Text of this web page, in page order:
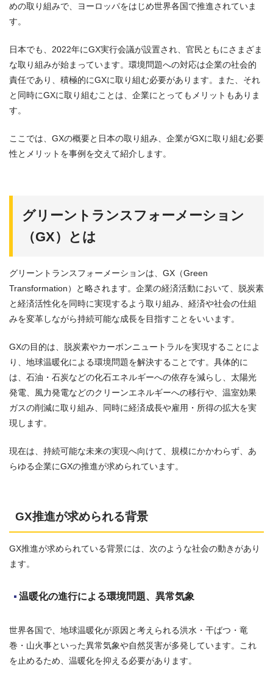
めの取り組みで、ヨーロッパをはじめ世界各国で推進されていま
す。
日本でも、2022年にGX実行会議が設置され、官民ともにさまざま
な取り組みが始まっています。環境問題への対応は企業の社会的
責任であり、積極的にGXに取り組む必要があります。また、それ
と同時にGXに取り組むことは、企業にとってもメリットもありま
す。
ここでは、GXの概要と日本の取り組み、企業がGXに取り組む必要
性とメリットを事例を交えて紹介します。
グリーントランスフォーメーション
（GX）とは
グリーントランスフォーメーションは、GX（Green
Transformation）と略されます。企業の経済活動において、脱炭素
と経済活性化を同時に実現するよう取り組み、経済や社会の仕組
みを変革しながら持続可能な成長を目指すことをいいます。
GXの目的は、脱炭素やカーボンニュートラルを実現することによ
り、地球温暖化による環境問題を解決することです。具体的に
は、石油・石炭などの化石エネルギーへの依存を減らし、太陽光
発電、風力発電などのクリーンエネルギーへの移行や、温室効果
ガスの削減に取り組み、同時に経済成長や雇用・所得の拡大を実
現します。
現在は、持続可能な未来の実現へ向けて、規模にかかわらず、あ
らゆる企業にGXの推進が求められています。
GX推進が求められる背景
GX推進が求められている背景には、次のような社会の動きがあり
ます。
温暖化の進行による環境問題、異常気象
世界各国で、地球温暖化が原因と考えられる洪水・干ばつ・竜
巻・山火事といった異常気象や自然災害が多発しています。これ
を止めるため、温暖化を抑える必要があります。